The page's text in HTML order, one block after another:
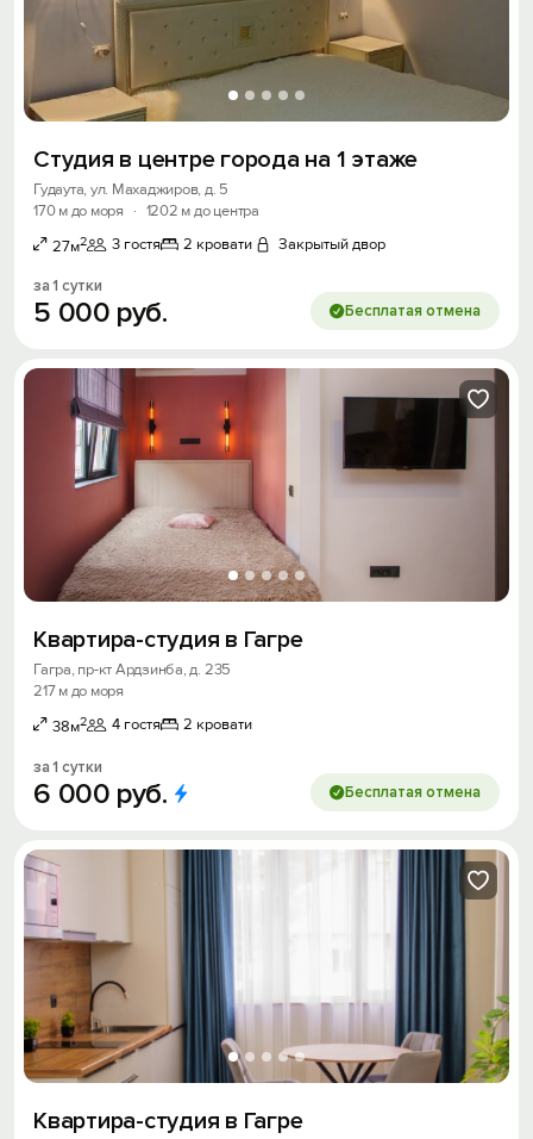
Студия в центре города на 1 этаже
Гудаута, ул. Махаджиров, д. 5
170 м до моря
· 1202 м до центра
27м2 3 гостя 2 кровати Закрытый двор
за 1 сутки
5 000 руб. Бесплатая отмена
Квартира-студия в Гагре
Гагра, пр-кт Ардзинба, д. 235
217 м до моря
38м2 4 гостя 2 кровати
за 1 сутки
6 000 руб. Бесплатая отмена
Квартира-студия в Гагре